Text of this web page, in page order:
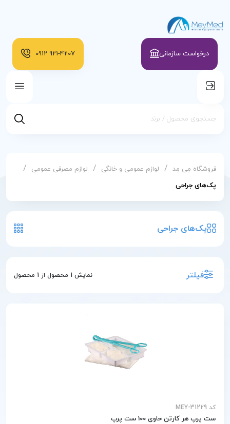
درخواست سازمانی 921-4207
0912
فروشگاه مِی مِد / لوازم عمومی و خانگی / لوازم مصرفی عمومی /
پک‌های جراحی
پک‌های جراحی
فیلتر نمایش 1 محصول از 1 محصول
کد MEY-31229
ست پرپ هر کارتن حاوی 100 ست پرپ